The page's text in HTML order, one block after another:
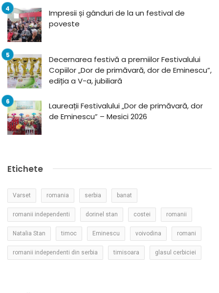
Impresii și gânduri de la un festival de
poveste
Decernarea festivă a premiilor Festivalului
Copiilor „Dor de primăvară, dor de Eminescu”,
ediția a V-a, jubiliară
Laureații Festivalului „Dor de primăvară, dor
de Eminescu” – Mesici 2026
Etichete
Varset romania serbia banat
romanii independenti dorinel stan costei romanii
Natalia Stan timoc Eminescu voivodina romani
romanii independenti din serbia timisoara glasul cerbiciei